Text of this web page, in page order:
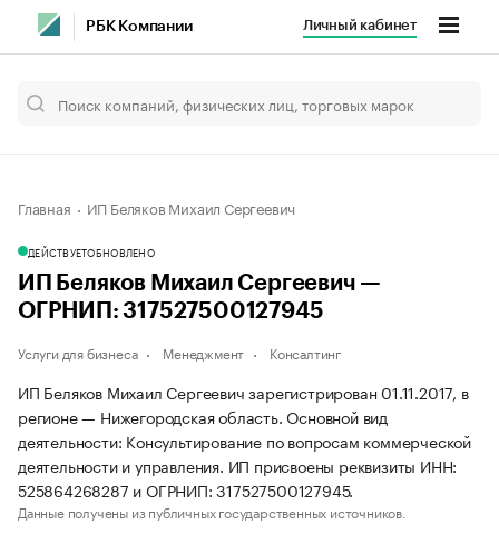
РБК Компании Личный кабинет
Главная ИП Беляков Михаил Сергеевич
ДЕЙСТВУЕТОБНОВЛЕНО
ИП Беляков Михаил Сергеевич —
ОГРНИП: 317527500127945
Услуги для бизнеса Менеджмент Консалтинг
ИП Беляков Михаил Сергеевич зарегистрирован 01.11.2017, в
регионе — Нижегородская область. Основной вид
деятельности: Консультирование по вопросам коммерческой
деятельности и управления. ИП присвоены реквизиты ИНН:
525864268287 и ОГРНИП: 317527500127945.
Данные получены из публичных государственных источников.